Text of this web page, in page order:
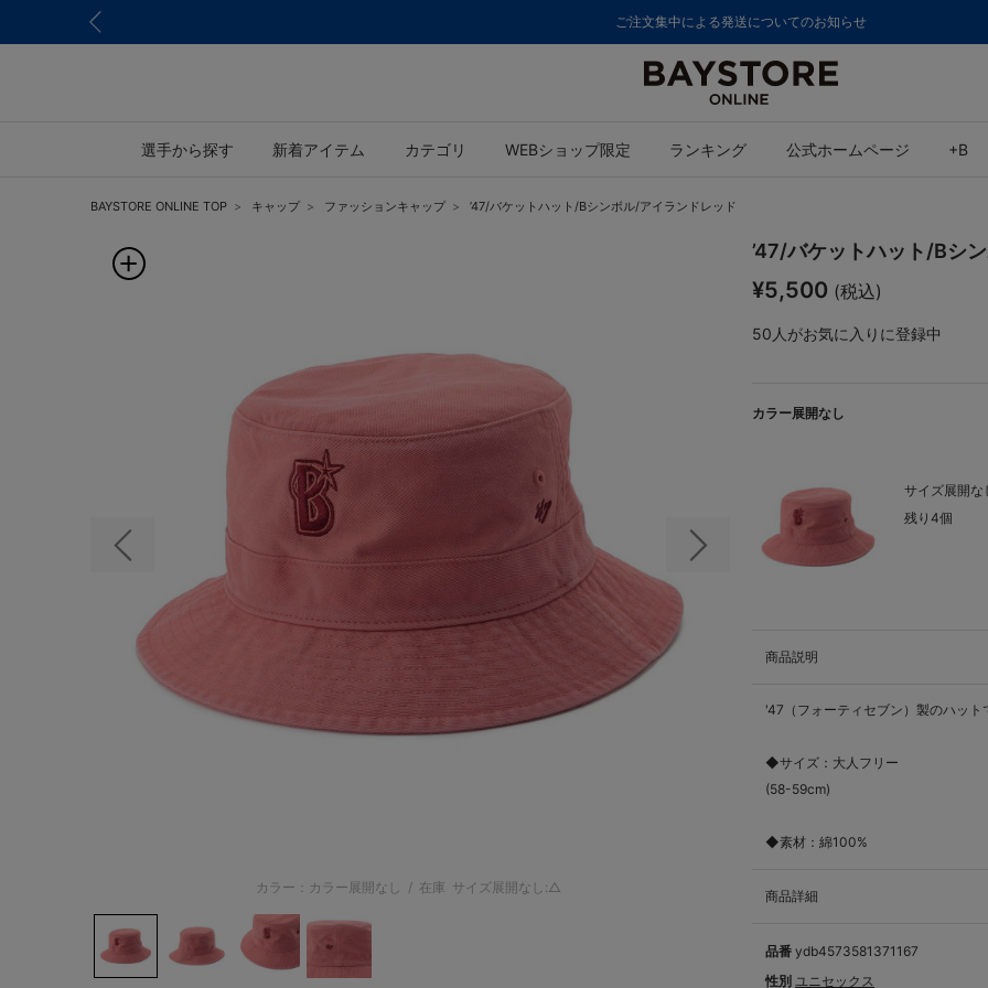
ご注文集中による発送についてのお知らせ
選手から探す 新着アイテム カテゴリ WEBショップ限定 ランキング 公式ホームページ +B
BAYSTORE ONLINE TOP キャップ ファッションキャップ ’47/バケットハット/Bシンボル/アイランドレッド
前の画像 次の画像
カラー：カラー展開なし / 在庫 サイズ展開なし:△
’47/バケットハット/Bシ
¥5,500 (税込)
50 人がお気に入りに登録中
カラー展開なし
サイズ展開な
残り4個
商品説明
'47（フォーティセブン）製のハット
◆サイズ：大人フリー
(58-59cm)
◆素材：綿100%
商品詳細
品番 ydb4573581371167
性別 ユニセックス